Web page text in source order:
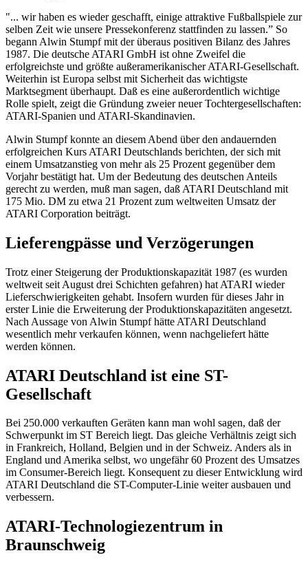
"... wir haben es wieder geschafft, einige attraktive Fußballspiele zur
selben Zeit wie unsere Pressekonferenz stattfinden zu lassen.” So
begann Alwin Stumpf mit der überaus positiven Bilanz des Jahres
1987. Die deutsche ATARI GmbH ist ohne Zweifel die
erfolgreichste und größte außeramerikanischer ATARI-Gesellschaft.
Weiterhin ist Europa selbst mit Sicherheit das wichtigste
Marktsegment überhaupt. Daß es eine außerordentlich wichtige
Rolle spielt, zeigt die Gründung zweier neuer Tochtergesellschaften:
ATARI-Spanien und ATARI-Skandinavien.
Alwin Stumpf konnte an diesem Abend über den andauernden
erfolgreichen Kurs ATARI Deutschlands berichten, der sich mit
einem Umsatzanstieg von mehr als 25 Prozent gegenüber dem
Vorjahr bestätigt hat. Um der Bedeutung des deutschen Anteils
gerecht zu werden, muß man sagen, daß ATARI Deutschland mit
175 Mio. DM zu etwa 21 Prozent zum weltweiten Umsatz der
ATARI Corporation beiträgt.
Lieferengpässe und Verzögerungen
Trotz einer Steigerung der Produktionskapazität 1987 (es wurden
weltweit seit August drei Schichten gefahren) hat ATARI wieder
Lieferschwierigkeiten gehabt. Insofern wurden für dieses Jahr in
erster Linie die Erweiterung der Produktionskapazitäten angesetzt.
Nach Aussage von Alwin Stumpf hätte ATARI Deutschland
wesentlich mehr verkaufen können, wenn nachgeliefert hätte
werden können.
ATARI Deutschland ist eine ST-
Gesellschaft
Bei 250.000 verkauften Geräten kann man wohl sagen, daß der
Schwerpunkt im ST Bereich liegt. Das gleiche Verhältnis zeigt sich
in Frankreich, Holland, Belgien und in der Schweiz. Anders als in
England und Amerika selbst, wo ungefähr 60 Prozent des Umsatzes
im Consumer-Bereich liegt. Konsequent zu dieser Entwicklung wird
ATARI Deutschland die ST-Computer-Linie weiter ausbauen und
verbessern.
ATARI-Technologiezentrum in
Braunschweig